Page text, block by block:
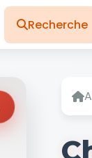
Recherche